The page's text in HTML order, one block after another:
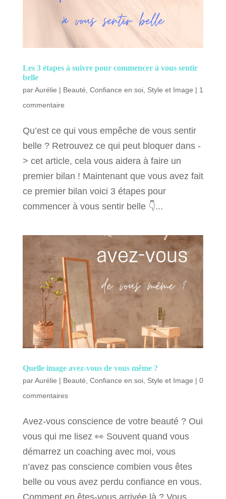
Les 3 étapes à suivre pour commencer à vous sentir
belle
parAurélie | Beauté Confiance en soi, Style et Image | 1
commentaire
Qu’est ce qui vous empêche de vous sentir
belle ? Retrouvez ce qui peut bloquer dans -
> cet article, cela vous aidera à faire un
premier bilan ! Maintenant que vous avez fait
ce premier bilan voici 3 étapes pour
commencer à vous sentir belle 👇...
Quelle image avez-vous de vous même ?
parAurélie | Beauté Confiance en soi, Style et Image | 0
commentaires
Avez-vous conscience de votre beauté ? Oui
vous qui me lisez 👀 Souvent quand vous
démarrez un coaching avec moi, vous
n’avez pas conscience combien vous êtes
belle ou vous avez perdu confiance en vous.
Comment en êtes-vous arrivée là ? Vous